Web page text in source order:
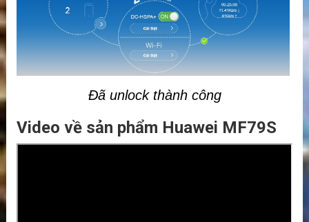
Đã unlock thành công
Video về sản phẩm Huawei MF79S